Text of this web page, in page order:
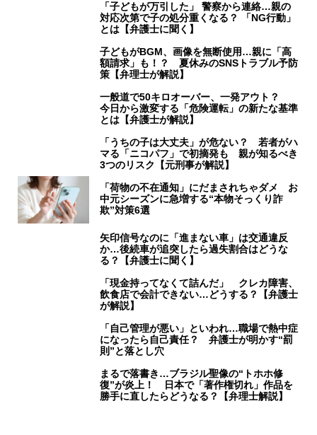
「子どもが万引した」 警察から連絡…親の
対応次第で子の処分重くなる？ 「NG行動」
とは【弁護士に聞く】
子どもがBGM、画像を無断使用…親に「高
額請求」も！？ 夏休みのSNSトラブル予防
策【弁理士が解説】
一般道で50キロオーバー、一発アウト？
今日から激変する「危険運転」の新たな基準
とは【弁護士が解説】
「うちの子は大丈夫」が危ない？ 若者がハ
マる「ニコパフ」で初摘発も 親が知るべき
3つのリスク【元刑事が解説】
「荷物の不在通知」にだまされちゃダメ お
中元シーズンに急増する“本物そっくり詐
欺”対策6選
矢印信号なのに「進まない車」は交通違反
か…後続車が追突したら過失割合はどうな
る？【弁護士に聞く】
「現金持ってなくて詰んだ」 クレカ障害、
飲食店で会計できない…どうする？【弁護士
が解説】
「自己管理が悪い」といわれ…職場で熱中症
になったら自己責任？ 弁護士が明かす“罰
則”と落とし穴
まるで落書き…ブラジル聖像の“トホホ修
復”が炎上！ 日本で「著作権切れ」作品を
勝手に直したらどうなる？【弁理士解説】